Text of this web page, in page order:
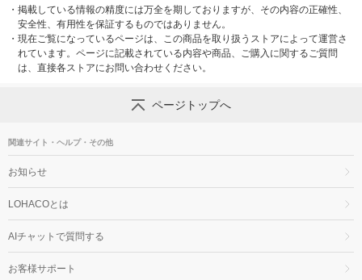
・ 掲載している情報の精度には万全を期しておりますが、その内容の正確性、
安全性、有用性を保証するものではありません。
・ 現在ご覧になっているページは、この商品を取り扱うストアによって運営さ
れています。ページに記載されている内容や商品、ご購入に関するご質問
は、直接各ストアにお問い合わせください。
ページトップへ
関連サイト・ヘルプ・その他
お知らせ
LOHACOとは
AIチャットで質問する
お客様サポート